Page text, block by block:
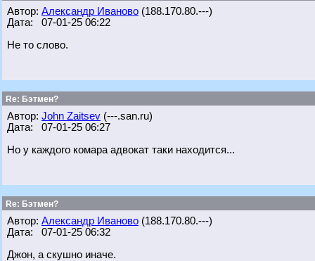
Автор: Александр Иваново (188.170.80.---)
Дата: 07-01-25 06:22
Не то слово.
Re: Бэтмен?
Автор: John Zaitsev (---.san.ru)
Дата: 07-01-25 06:27
Но у каждого комара адвокат таки находится...
Re: Бэтмен?
Автор: Александр Иваново (188.170.80.---)
Дата: 07-01-25 06:32
Джон, а скушно иначе.